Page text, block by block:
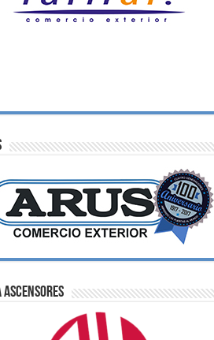
Ascensores